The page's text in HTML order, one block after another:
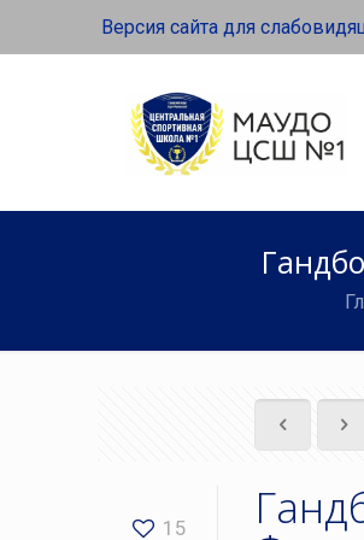
Версия сайта для
15